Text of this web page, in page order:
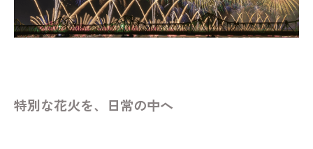
特別な花火を、日常の中へ